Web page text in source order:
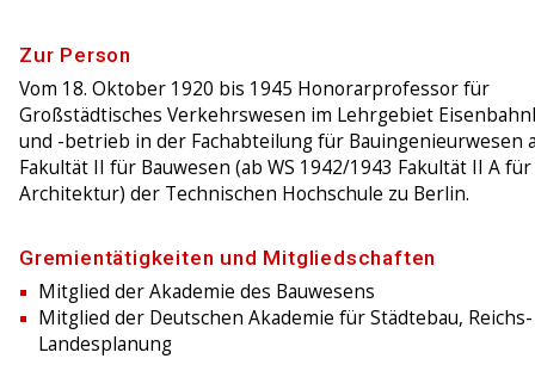
Zur Person
Vom 18. Oktober 1920 bis 1945 Honorarprofessor für
Großstädtisches Verkehrswesen im Lehrgebiet
und -betrieb in der Fachabteilung für Bauingenieurwesen
Fakultät II für Bauwesen (ab WS 1942/1943 Fakultät II A für
Architektur) der Technischen Hochschule zu Berlin.
Gremientätigkeiten und Mitgliedschaften
Mitglied der Akademie des Bauwesens
Mitglied der Deutschen Akademie für Städtebau,
Landesplanung